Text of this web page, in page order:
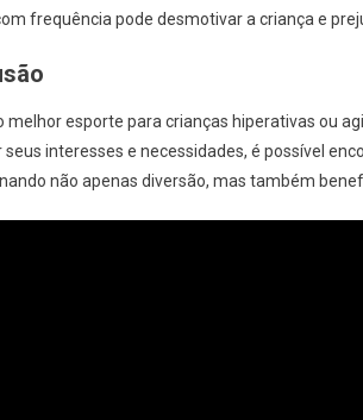
frequência pode desmotivar a criança e
melhor esporte para crianças hiperativas ou
interesses e necessidades, é possível
não apenas diversão, mas também